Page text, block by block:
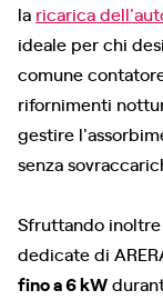
la ricarica
ideale per chi
comune
rifornimenti
gestire
senza
Sfruttando
dedicate di
fino a 6 kW